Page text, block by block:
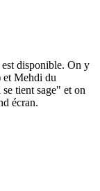
disponible. On y
et Mehdi du
tient sage" et on
écran.